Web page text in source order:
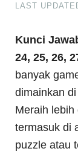
LAST
Kunci
24, 25, 26,
banyak
dimainkan
Meraih lebih
termasuk di
puzzle atau